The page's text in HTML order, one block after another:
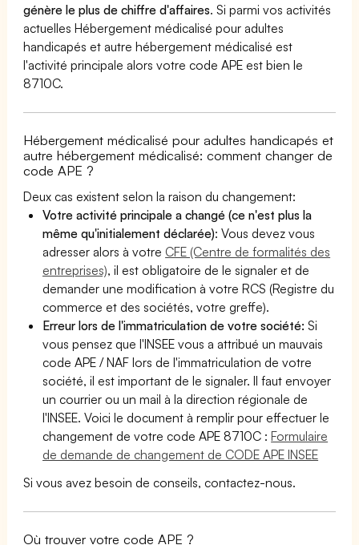
génère le plus de chiffre d'affaires. Si parmi vos activités
actuelles Hébergement médicalisé pour adultes
handicapés et autre hébergement médicalisé est
l'activité principale alors votre code APE est bien le
8710C.
Hébergement médicalisé pour adultes handicapés et
autre hébergement médicalisé: comment changer de
code APE ?
Deux cas existent selon la raison du changement:
Votre activité principale a changé (ce n'est plus la
même qu'initialement déclarée): Vous devez vous
adresser alors à votre CFE (Centre de formalités des
entreprises), il est obligatoire de le signaler et de
demander une modification à votre RCS (Registre du
commerce et des sociétés, votre greffe).
Erreur lors de l'immatriculation de votre société:Si
vous pensez que l'INSEE vous a attribué un mauvais
code APE / NAF lors de l'immatriculation de votre
société, il est important de le signaler. Il faut envoyer
un courrier ou un mail à la direction régionale de
l'INSEE. Voici le document à remplir pour effectuer le
changement de votre code APE 8710C :Formulaire
de demande de changement de CODE APE INSEE
Si vous avez besoin de conseils, contactez-nous.
Où trouver votre code APE ?